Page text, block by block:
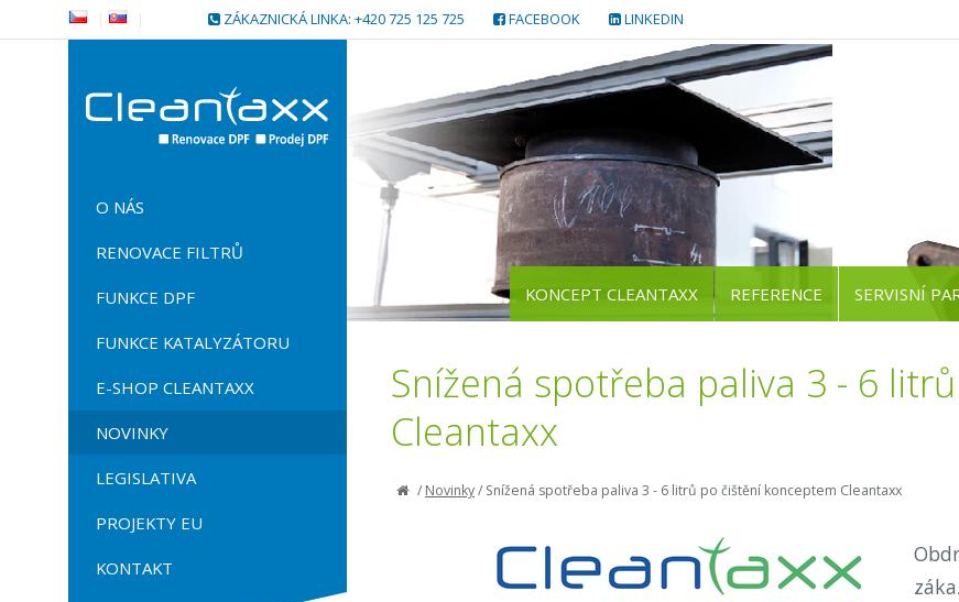
ZÁKAZNICKÁ LINKA: +420 725 125 725 FACEBOOK LINKEDIN
Snížená spotřeba paliva 3 - 6
Cleantaxx
/Novinky/Snížená spotřeba paliva 3 - 6 litrů po čištění konceptem Cleantaxx
O NÁS
RENOVACE FILTRŮ
FUNKCE DPF
FUNKCE KATALYZÁTORU
E-SHOP CLEANTAXX
NOVINKY
LEGISLATIVA
PROJEKTY EU
KONTAKT
KONCEPT CLEANTAXX REFERENCE SERVISNÍ